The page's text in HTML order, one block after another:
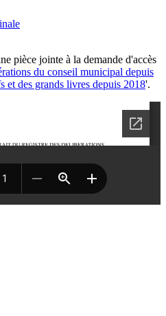
pièce jointe à la demande d'accès
du conseil municipal depuis
et des grands livres depuis 2018'.